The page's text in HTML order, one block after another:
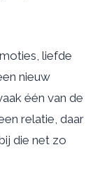
liefde
nieuw
één van de
relatie, daar
die net zo